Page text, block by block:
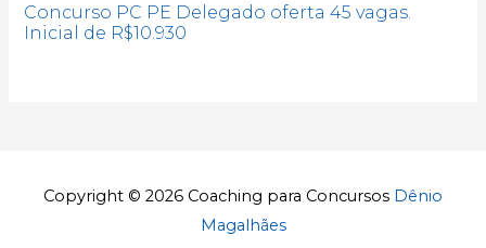
Concurso PC PE Delegado oferta 45 vagas.
Inicial de R$10.930
Copyright © 2026 Coaching para Concursos Dênio
Magalhães